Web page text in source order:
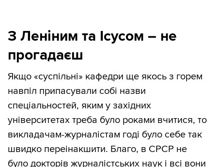
З Леніним та Ісусом – не
прогадаєш
Якщо «суспільні» кафедри ще якось з горем
навпіл припасували собі назви
спеціальностей, яким у західних
університетах треба було роками вчитися, то
викладачам-журналістам годі було себе так
швидко переінакшити. Благо, в СРСР не
було докторів журналістських наук і всі вони